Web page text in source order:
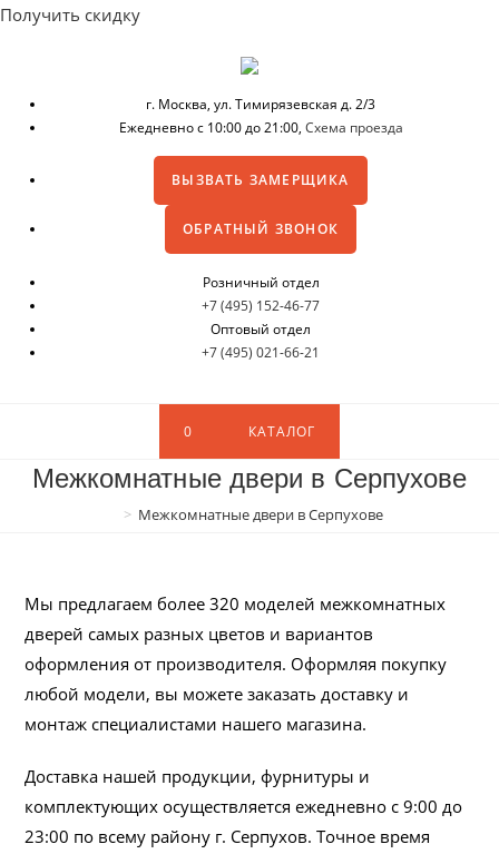
Получить скидку
г. Москва, ул. Тимирязевская д. 2/3
Ежедневно с 10:00 до 21:00, Схема проезда
ВЫЗВАТЬ ЗАМЕРЩИКА
ОБРАТНЫЙ ЗВОНОК
Розничный отдел
+7 (495) 152-46-77
Оптовый отдел
+7 (495) 021-66-21
0 КАТАЛОГ
Межкомнатные двери в Серпухове
> Межкомнатные двери в Серпухове
Мы предлагаем более 320 моделей межкомнатных
дверей самых разных цветов и вариантов
оформления от производителя. Оформляя покупку
любой модели, вы можете заказать доставку и
монтаж специалистами нашего магазина.
Доставка нашей продукции, фурнитуры и
комплектующих осуществляется ежедневно с 9:00 до
23:00 по всему району г. Серпухов. Точное время